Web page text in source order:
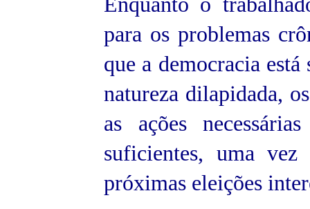
para os problemas
que a democracia está
natureza dilapidada,
as ações
suficientes, uma
próximas eleições